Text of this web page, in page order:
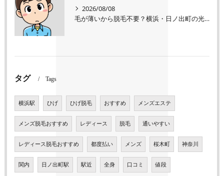
2026/08/08
毛が薄いから脱毛不要？横浜・日ノ出町の光脱毛 CleanKing
タグ Tags
横浜駅 ひげ ひげ脱毛 おすすめ メンズエステ
メンズ脱毛おすすめ レディース 脱毛 通いやすい
レディース脱毛おすすめ 都度払い メンズ 桜木町 神奈川
関内 日ノ出町駅 駅近 全身 口コミ 値段